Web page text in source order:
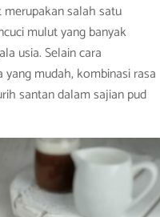
merupakan salah satu
mulut yang banyak
usia. Selain cara
yang mudah, kombinasi rasa
santan dalam sajian pud